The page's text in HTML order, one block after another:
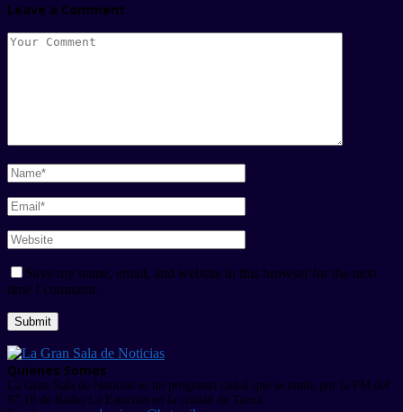
Leave a Comment
Save my name, email, and website in this browser for the next
time I comment.
Quienes Somos
La Gran Sala de Noticias es un programa radial que se emite por la FM del
97.10 de Radio La Estación en la ciudad de Tacna.